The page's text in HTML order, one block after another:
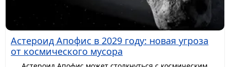
Астероид Апофис в 2029 году: новая угроза
от космического мусора